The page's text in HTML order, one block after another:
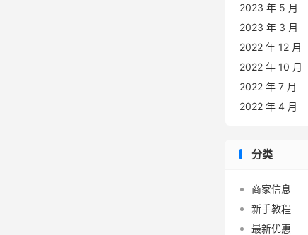
2023 年 5 月
2023 年 3 月
2022 年 12 月
2022 年 10 月
2022 年 7 月
2022 年 4 月
分类
商家信息
新手教程
最新优惠